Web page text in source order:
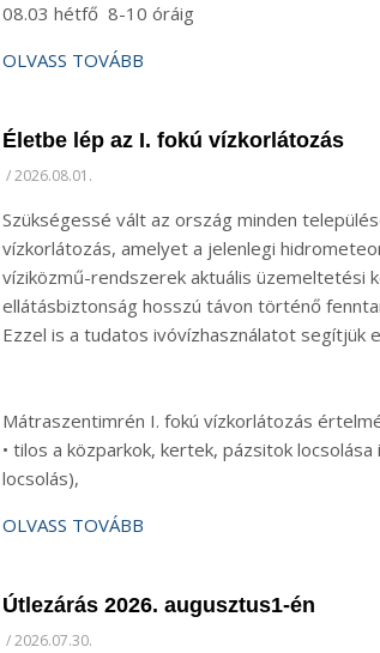
08.03 hétfő 8-10 óráig
OLVASS TOVÁBB
Életbe lép az I. fokú vízkorlátozás
/2026.08.01.
Szükségessé vált az ország minden
vízkorlátozás, amelyet a jelenlegi
víziközmű-rendszerek aktuális üzemeltetési
ellátásbiztonság hosszú távon történő
Ezzel is a tudatos ivóvízhasználatot segítjük
Mátraszentimrén I. fokú vízkorlátozás
• tilos a közparkok, kertek, pázsitok
locsolás),
OLVASS TOVÁBB
Útlezárás 2026. augusztus1-én
/2026.07.30.